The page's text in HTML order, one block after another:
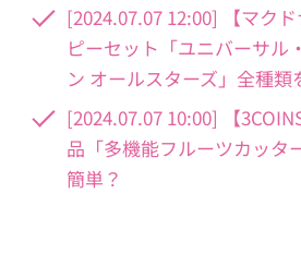
[2024.07.07 12:00] 【マク
ピーセット「ユニバーサル
ン オールスターズ」全種
[2024.07.07 10:00] 【
品「多機能フルーツカッタ
簡単？